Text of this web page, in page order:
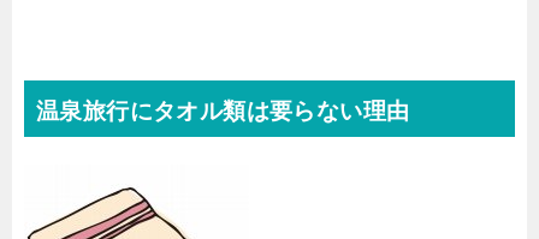
温泉旅行にタオル類は要らない理由